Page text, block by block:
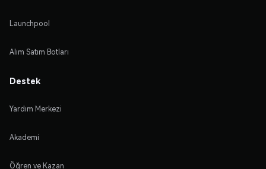
Launchpool
Alım Satım Botları
Destek
Yardım Merkezi
Akademi
Öğren ve Kazan